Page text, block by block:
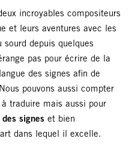
incroyables compositeurs
et leurs aventures avec les
sourd depuis quelques
pas pour écrire de la
des signes afin de
pouvons aussi compter
traduire mais aussi pour
des signes et bien
dans lequel il excelle.